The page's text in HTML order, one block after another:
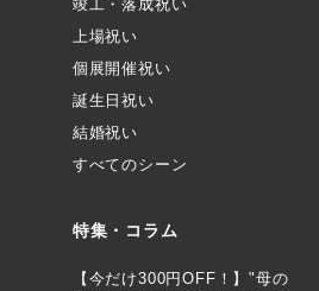
竣工・落成祝い
上場祝い
個展開催祝い
誕生日祝い
結婚祝い
すべてのシーン
特集・コラム
【今だけ300円OFF！】"母の